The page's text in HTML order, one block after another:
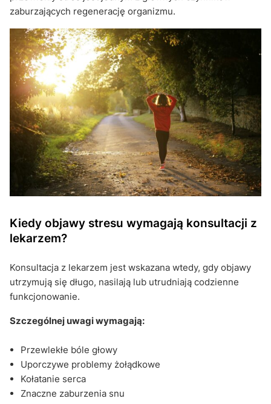
zaburzających regenerację organizmu.
Kiedy objawy stresu wymagają konsultacji z
lekarzem?
Konsultacja z lekarzem jest wskazana wtedy, gdy objawy
utrzymują się długo, nasilają lub utrudniają codzienne
funkcjonowanie.
Szczególnej uwagi wymagają:
Przewlekłe bóle głowy
Uporczywe problemy żołądkowe
Kołatanie serca
Znaczne zaburzenia snu